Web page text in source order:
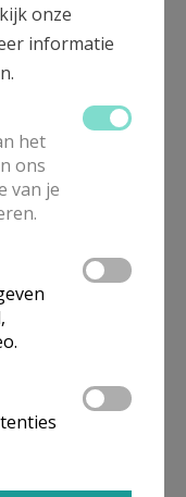
stappen
gaan dan rechts
onze
informatie
het
ons
van je